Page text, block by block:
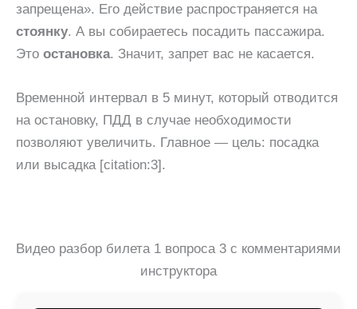
запрещена». Его действие распространяется на
стоянку. А вы собираетесь посадить пассажира.
Это остановка. Значит, запрет вас не касается.
Временной интервал в 5 минут, который отводится
на остановку, ПДД в случае необходимости
позволяют увеличить. Главное — цель: посадка
или высадка [citation:3].
Видео разбор билета 1 вопроса 3 с комментариями
инструктора